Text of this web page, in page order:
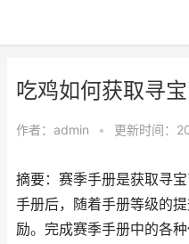
吃鸡如何获取寻
作者： admin • 更新时间：
摘要：赛季手册是获取寻
手册后，随着手册等级的
励。完成赛季手册中的各